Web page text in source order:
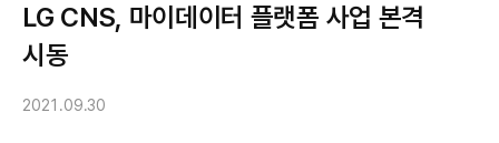
LG CNS, 마이데이터 플랫폼 사업 본격
시동
2021.09.30